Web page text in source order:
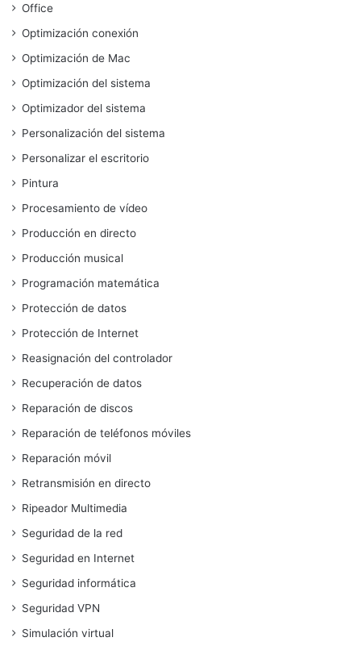
Office
Optimización conexión
Optimización de Mac
Optimización del sistema
Optimizador del sistema
Personalización del sistema
Personalizar el escritorio
Pintura
Procesamiento de vídeo
Producción en directo
Producción musical
Programación matemática
Protección de datos
Protección de Internet
Reasignación del controlador
Recuperación de datos
Reparación de discos
Reparación de teléfonos móviles
Reparación móvil
Retransmisión en directo
Ripeador Multimedia
Seguridad de la red
Seguridad en Internet
Seguridad informática
Seguridad VPN
Simulación virtual